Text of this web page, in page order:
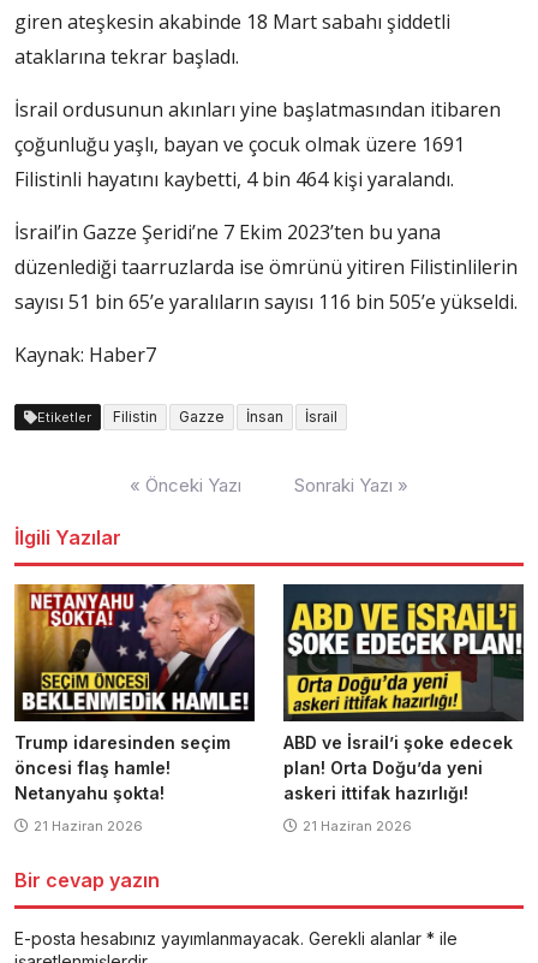
giren ateşkesin akabinde 18 Mart sabahı şiddetli
ataklarına tekrar başladı.
İsrail ordusunun akınları yine başlatmasından itibaren
çoğunluğu yaşlı, bayan ve çocuk olmak üzere 1691
Filistinli hayatını kaybetti, 4 bin 464 kişi yaralandı.
İsrail’in Gazze Şeridi’ne 7 Ekim 2023’ten bu yana
düzenlediği taarruzlarda ise ömrünü yitiren Filistinlilerin
sayısı 51 bin 65’e yaralıların sayısı 116 bin 505’e yükseldi.
Kaynak: Haber7
Etiketler Filistin Gazze İnsan İsrail
« Önceki Yazı Sonraki Yazı »
İlgili Yazılar
Trump idaresinden seçim
öncesi flaş hamle!
Netanyahu şokta!
21 Haziran 2026
ABD ve İsrail’i şoke edecek
plan! Orta Doğu’da yeni
askeri ittifak hazırlığı!
21 Haziran 2026
Bir cevap yazın
E-posta hesabınız yayımlanmayacak. Gerekli alanlar * ile